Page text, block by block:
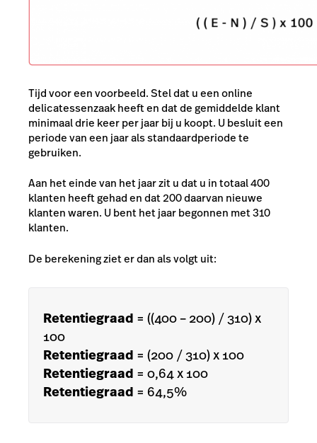
Tijd voor een voorbeeld. Stel dat u een online
delicatessenzaak heeft en dat de gemiddelde klant
minimaal drie keer per jaar bij u koopt. U besluit een
periode van een jaar als standaardperiode te
gebruiken.
Aan het einde van het jaar zit u dat u in totaal 400
klanten heeft gehad en dat 200 daarvan nieuwe
klanten waren. U bent het jaar begonnen met 310
klanten.
De berekening ziet er dan als volgt uit:
Retentiegraad = ((400 – 200) / 310) x
100
Retentiegraad = (200 / 310) x 100
Retentiegraad = 0,64 x 100
Retentiegraad = 64,5%